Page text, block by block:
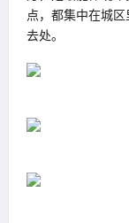
点，都集中在城
去处。